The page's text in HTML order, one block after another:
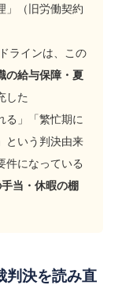
」（旧労働契約
ラインは、この
の給与保障・夏
した
る」「繁忙期に
という判決由来
件になっている
当・休暇の棚
判決を読み直